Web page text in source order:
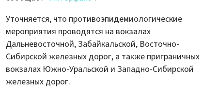
Уточняется, что противоэпидемиологические
мероприятия проводятся на вокзалах
Дальневосточной, Забайкальской, Восточно-
Сибирской железных дорог, а также приграничных
вокзалах Южно-Уральской и Западно-Сибирской
железных дорог.